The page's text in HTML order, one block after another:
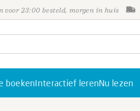
voor 23:00 besteld, morgen in huis
boekenInteractief lerenNu lezen